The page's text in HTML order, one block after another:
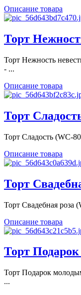
Описание товара
Торт
Торт Нежность
- ...
Описание товара
Торт
Торт Сладость (WC-
Описание товара
Торт
Торт Свадебная роза
Описание товара
Торт
Торт Подарок
...